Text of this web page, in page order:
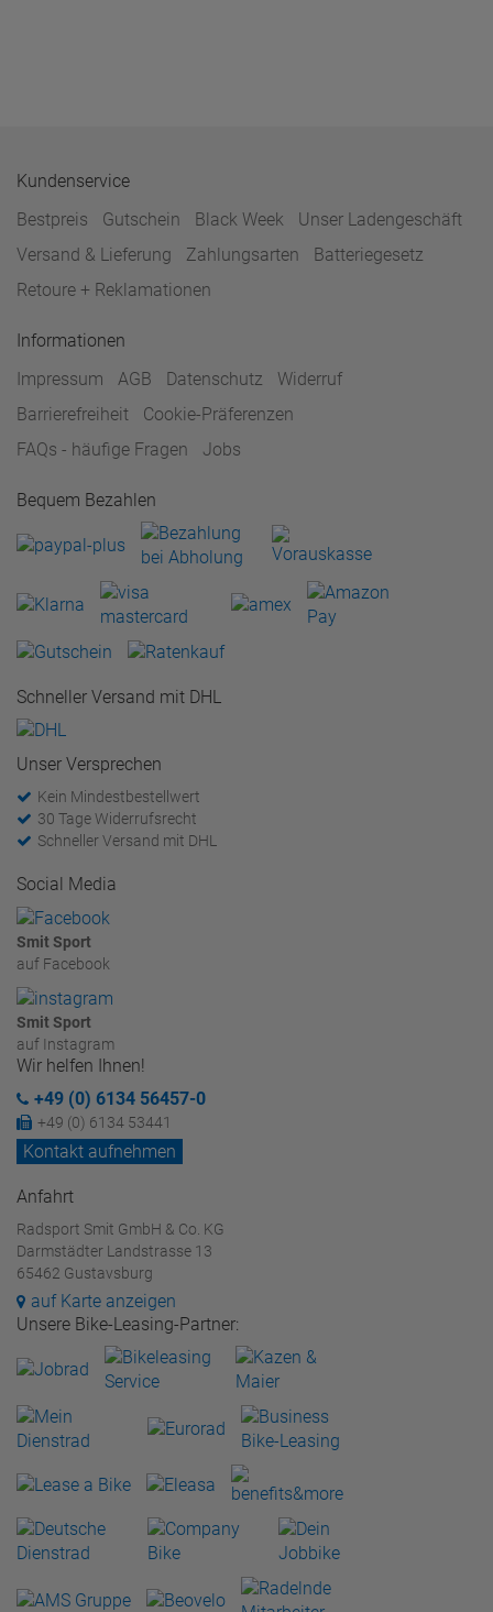
Kundenservice
Bestpreis
Gutschein Black Week
Unser Ladengeschäft
Versand & Lieferung
Zahlungsarten
Batteriegesetz
Retoure + Reklamationen
Informationen
Impressum
AGB Datenschutz
Widerruf
Barrierefreiheit
Cookie-Präferenzen
FAQs - häufige Fragen
Jobs
Bequem Bezahlen
Schneller Versand mit DHL
Unser Versprechen
Kein Mindestbestellwert
30 Tage Widerrufsrecht
Schneller Versand mit DHL
Social Media
Smit Sport
auf Facebook
Smit Sport
auf Instagram
Wir helfen Ihnen!
+49 (0) 6134 56457-0
+49 (0) 6134 53441
Kontakt aufnehmen
Anfahrt
Radsport Smit GmbH & Co. KG
Darmstädter Landstrasse 13
65462 Gustavsburg
auf Karte anzeigen
Unsere Bike-Leasing-Partner: